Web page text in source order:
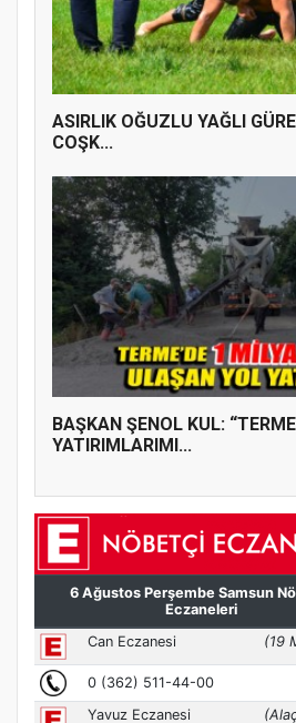
ASIRLIK OĞUZLU YAĞLI
COŞK...
BAŞKAN ŞENOL KUL:
YATIRIMLARIMI...